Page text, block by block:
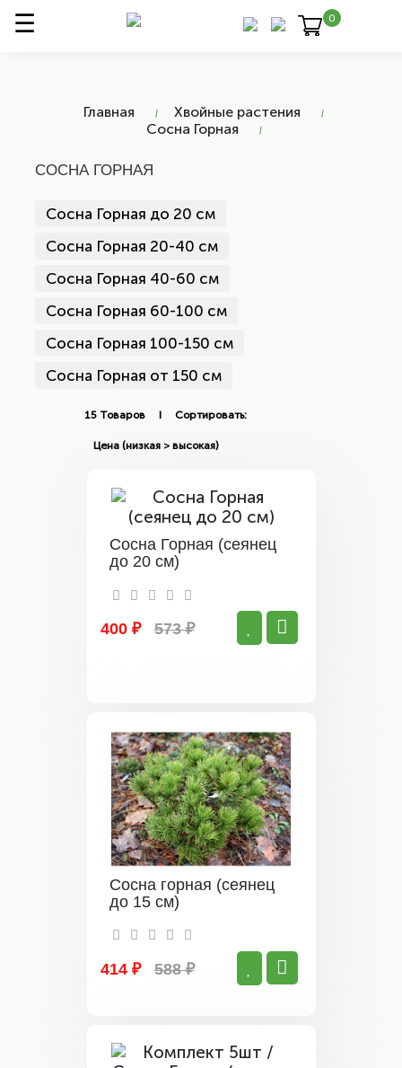
0
Главная
Хвойные растения
Сосна Горная
СОСНА ГОРНАЯ
Сосна Горная до 20 см
Сосна Горная 20-40 см
Сосна Горная 40-60 см
Сосна Горная 60-100 см
Сосна Горная 100-150 см
Сосна Горная от 150 см
15 Товаров I Сортировать:
Сосна Горная (сеянец
до 20 см)
400 ₽ 573 ₽
Сосна горная (сеянец
до 15 см)
414 ₽ 588 ₽